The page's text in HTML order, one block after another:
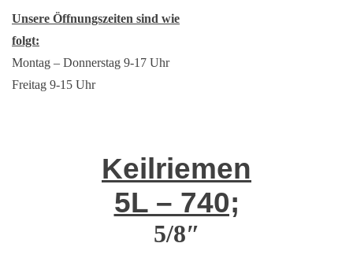
Menge
Unsere Öffnungszeiten sind wie
folgt:
Montag – Donnerstag 9-17 Uhr
Freitag 9-15 Uhr
Keilriemen
5L – 740;
5/8″